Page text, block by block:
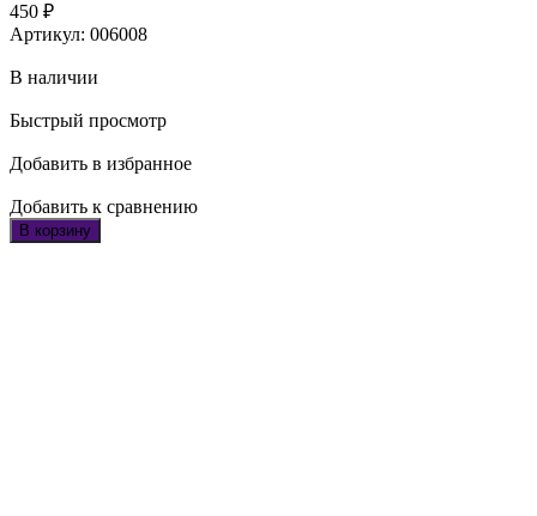
450 ₽
Артикул: 006008
В наличии
Быстрый просмотр
Добавить в избранное
Добавить к сравнению
В корзину